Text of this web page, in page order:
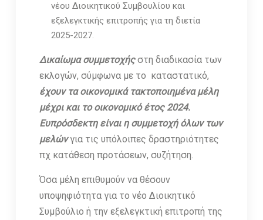
νέου Διοικητικού Συμβουλίου και
εξελεγκτικής επιτροπής για τη διετία
2025-2027.
Δικαίωμα συμμετοχήςστη διαδικασία των
εκλογών, σύμφωνα με το καταστατικό,
έχουν τα οικονομικά τακτοποιημένα μέλη
μέχρι και το οικονομικό έτος 2024.
Ευπρόσδεκτη είναι η συμμετοχή όλων των
μελώνγια τις υπόλοιπες δραστηριότητες
πχ κατάθεση προτάσεων, συζήτηση.
Όσα μέλη επιθυμούν να θέσουν
υποψηφιότητα για το νέο Διοικητικό
Συμβούλιο ή την εξελεγκτική επιτροπή της